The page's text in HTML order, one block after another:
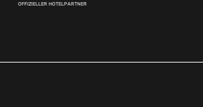
OFFIZIELLER HOTELPARTNER